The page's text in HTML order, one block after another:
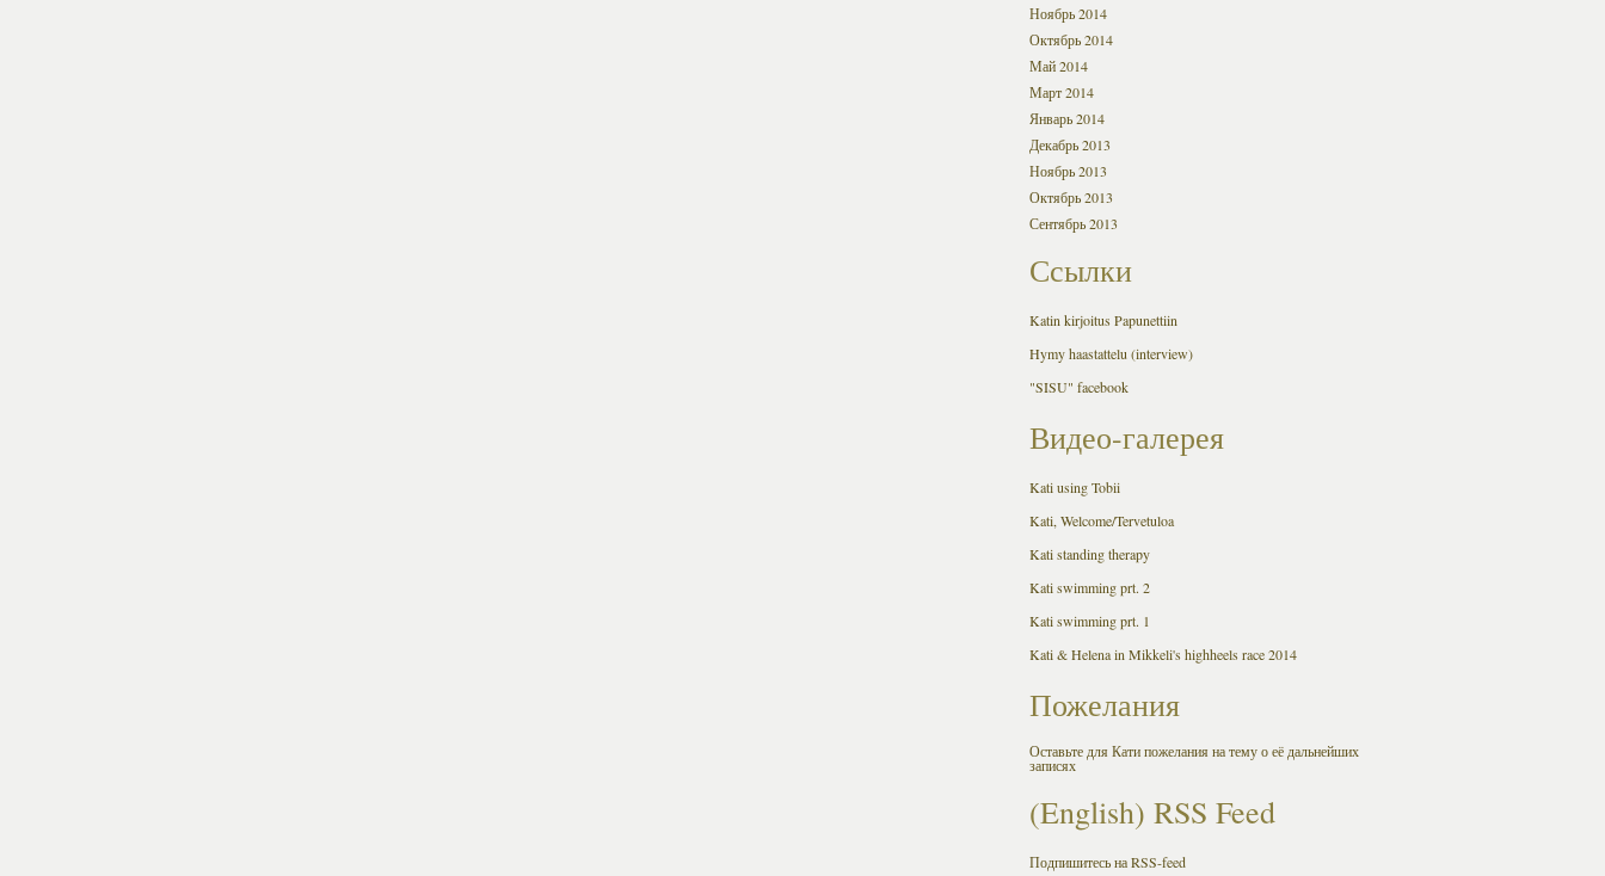
Ноябрь 2014
Октябрь 2014
Май 2014
Март 2014
Январь 2014
Декабрь 2013
Ноябрь 2013
Октябрь 2013
Сентябрь 2013
Ссылки
Katin kirjoitus Papunettiin
Hymy haastattelu (interview)
"SISU" facebook
Видео-галерея
Kati using Tobii
Kati, Welcome/Tervetuloa
Kati standing therapy
Kati swimming prt. 2
Kati swimming prt. 1
Kati & Helena in Mikkeli's highheels race 2014
Пожелания
Оставьте для Кати пожелания на тему о её дальнейших
записях
(English) RSS Feed
Подпишитесь на RSS-feed